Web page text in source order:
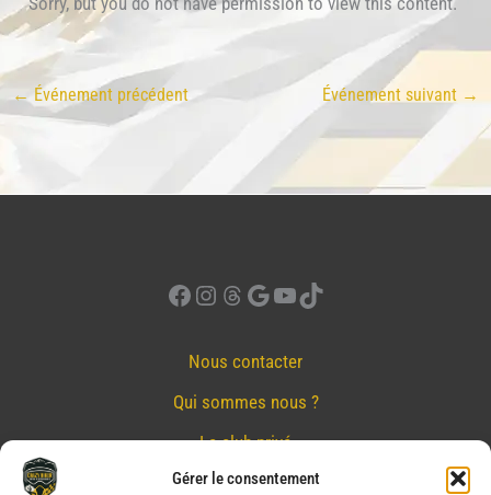
Gérer le consentement
←Événement précédent Événement suivant →
Facebook
Instagram
Threads
Google
YouTube
TikTok
Nous contacter
Qui sommes nous ?
Le club privé
Réserver